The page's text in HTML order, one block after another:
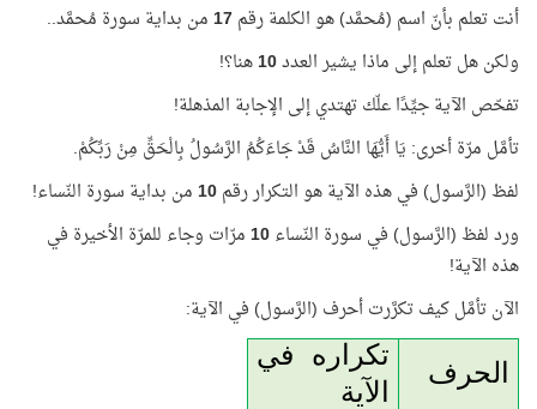
أنت تعلم بأنّ اسم (مُحمَّد) هو الكلمة رقم17من بداية سورة مُحمَّد..
ولكن هل تعلم إلى ماذا يشير العدد10هنا؟!
تفحّص الآية جيِّدًا علّك تهتدي إلى الإجابة المذهلة!
تأمَّل مرّة أخرى: يَا أَيُّهَا النَّاسُ قَدْ جَاءَكُمُ الرَّسُولُ بِالْحَقِّ مِنْ رَبِّكُمْ.
لفظ (الرَّسول) في هذه الآية هو التكرار رقم10من بداية سورة النّساء!
ورد لفظ (الرَّسول) في سورة النّساء10مرّات وجاء للمرّة الأخيرة في
هذه الآية!
الآن تأمَّل كيف تكرَّرت أحرف (الرَّسول) في الآية:
الحرف
تكراره في
الآية